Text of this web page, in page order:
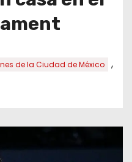
de la Ciudad de México ,